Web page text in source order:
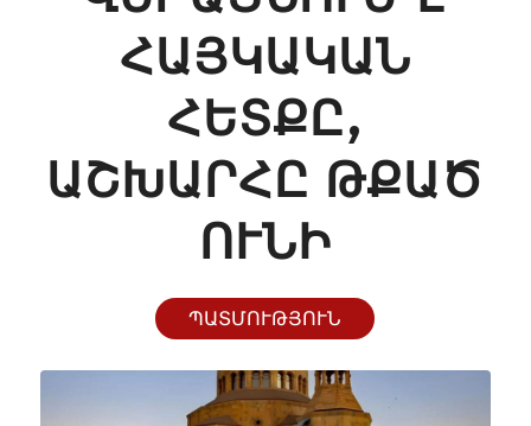
ՀԱՅԿԱԿԱՆ
ՀԵՏՔԸ,
ԱՇԽԱՐՀԸ ԹՔԱԾ
ՈՒՆԻ
ՊԱՏՄՈՒԹՅՈՒՆ